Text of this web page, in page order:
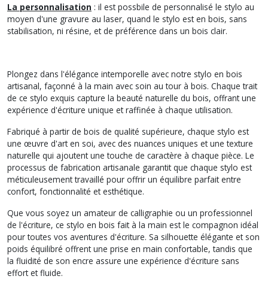
La personnalisation : il est possbile de personnalisé le stylo au
moyen d'une gravure au laser, quand le stylo est en bois, sans
stabilisation, ni résine, et de préférence dans un bois clair.
Plongez dans l'élégance intemporelle avec notre stylo en bois
artisanal, façonné à la main avec soin au tour à bois. Chaque trait
de ce stylo exquis capture la beauté naturelle du bois, offrant une
expérience d'écriture unique et raffinée à chaque utilisation.
Fabriqué à partir de bois de qualité supérieure, chaque stylo est
une œuvre d'art en soi, avec des nuances uniques et une texture
naturelle qui ajoutent une touche de caractère à chaque pièce. Le
processus de fabrication artisanale garantit que chaque stylo est
méticuleusement travaillé pour offrir un équilibre parfait entre
confort, fonctionnalité et esthétique.
Que vous soyez un amateur de calligraphie ou un professionnel
de l'écriture, ce stylo en bois fait à la main est le compagnon idéal
pour toutes vos aventures d'écriture. Sa silhouette élégante et son
poids équilibré offrent une prise en main confortable, tandis que
la fluidité de son encre assure une expérience d'écriture sans
effort et fluide.